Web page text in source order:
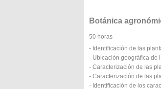
Botánica
50 horas
- Identificación de las
- Ubicación geográfica de
- Caracterización de las
- Caracterización de las
- Identificación de los